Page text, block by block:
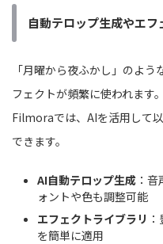
自動テロップ生成やエフ
「月曜から夜ふかし」のよ
フェクトが頻繁に使われます。
Filmoraでは、AIを活用して
できます。
AI自動テロップ生成 ：
ォントや色も調整可能
エフェクトライブラリ
を簡単に適用